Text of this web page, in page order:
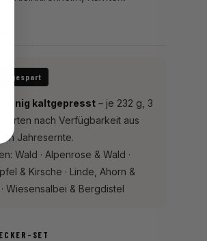
gespart
kaltgepresst– je 232 g, 3
Sorten nach Verfügbarkeit aus
Jahresernte.
Wald · Alpenrose & Wald ·
& Kirsche · Linde, Ahorn &
Wiesensalbei & Bergdistel
SET